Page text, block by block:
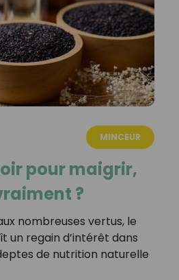
MINCEUR
pour maigrir,
?
nombreuses vertus, le
un regain d’intérêt dans
de nutrition naturelle